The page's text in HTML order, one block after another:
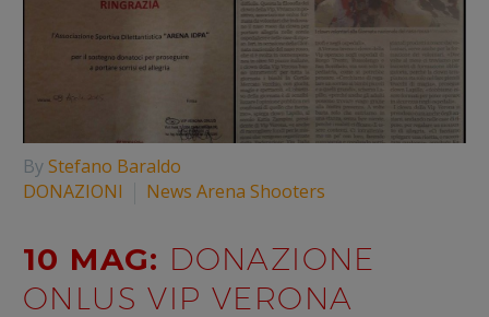
ByStefano Baraldo
DONAZIONI
News Arena Shooters
10 MAG: DONAZIONE
ONLUS VIP VERONA